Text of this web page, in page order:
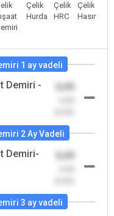
Çelik
Hurda
Çelik
HRC
Çelik
Hasır
1 ay vadeli
Demiri -
0,00
2 Ay Vadeli
Demiri-
0,00
3 ay vadeli